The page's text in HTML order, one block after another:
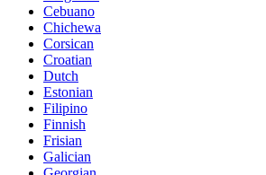
Cebuano
Chichewa
Corsican
Croatian
Dutch
Estonian
Filipino
Finnish
Frisian
Galician